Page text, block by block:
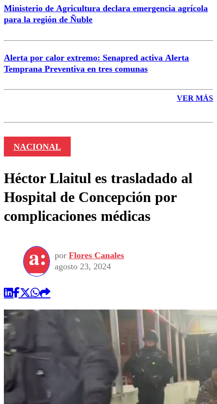
Ministerio de Agricultura declara emergencia agrícola
para la región de Ñuble
Alerta por calor extremo: Senapred activa Alerta
Temprana Preventiva en tres comunas
VER MÁS
NACIONAL
Héctor Llaitul es trasladado al
Hospital de Concepción por
complicaciones médicas
por Flores Canales
agosto 23, 2024